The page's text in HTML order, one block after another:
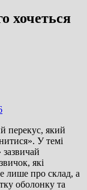
хочеться
перекус, який
У темі
які
лише про склад, а
оболонку та